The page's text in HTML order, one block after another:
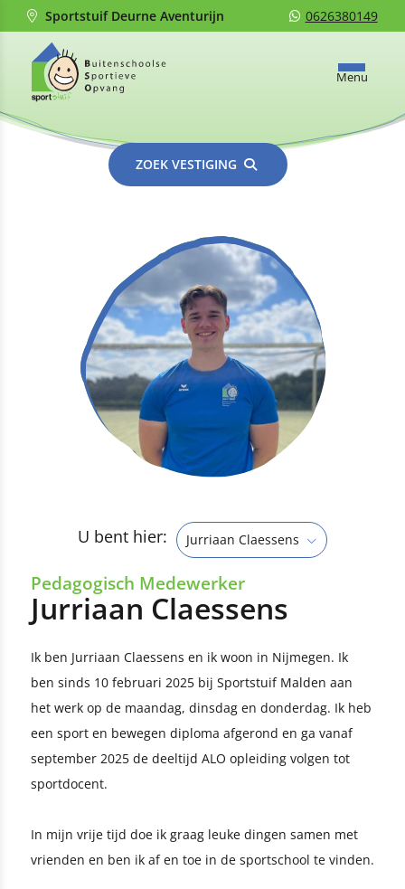
Sportstuif Deurne Aventurijn 0626380149
Menu
ZOEK VESTIGING
U bent hier: Jurriaan Claessens
Pedagogisch Medewerker
Jurriaan Claessens
Ik ben Jurriaan Claessens en ik woon in Nijmegen. Ik
ben sinds 10 februari 2025 bij Sportstuif Malden aan
het werk op de maandag, dinsdag en donderdag. Ik heb
een sport en bewegen diploma afgerond en ga vanaf
september 2025 de deeltijd ALO opleiding volgen tot
sportdocent.
In mijn vrije tijd doe ik graag leuke dingen samen met
vrienden en ben ik af en toe in de sportschool te vinden.